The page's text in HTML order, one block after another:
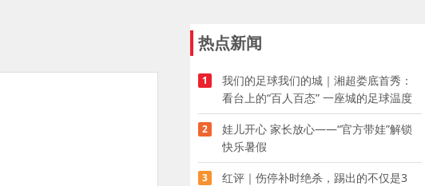
热点新闻
1
我们的足球我们的城｜湘超娄底首秀：
看台上的“百人百态” 一座城的足球温度
2
娃儿开心 家长放心——“官方带娃”解锁
快乐暑假
3
红评｜伤停补时绝杀，踢出的不仅是3